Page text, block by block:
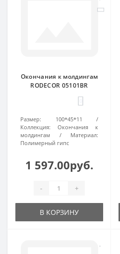
Окончания к молдингам
RODECOR 05101BR
Размер:
100*45*11
Коллекция:
Окончания к
молдингам
Материал:
Полимерный гипс
1 597.00руб.
- +
В КОРЗИНУ